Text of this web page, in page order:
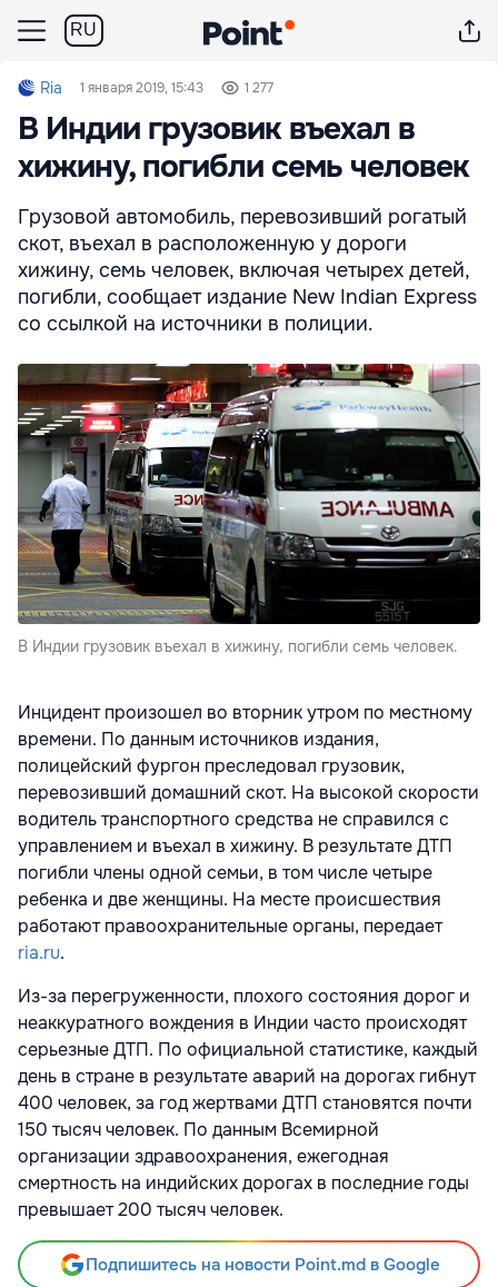
RU
Ria 1 января 2019, 15:43 1 277
В Индии грузовик въехал в
хижину, погибли семь человек
Грузовой автомобиль, перевозивший рогатый
скот, въехал в расположенную у дороги
хижину, семь человек, включая четырех детей,
погибли, сообщает издание New Indian Express
со ссылкой на источники в полиции.
В Индии грузовик въехал в хижину, погибли семь человек.
Инцидент произошел во вторник утром по местному
времени. По данным источников издания,
полицейский фургон преследовал грузовик,
перевозивший домашний скот. На высокой скорости
водитель транспортного средства не справился с
управлением и въехал в хижину. В результате ДТП
погибли члены одной семьи, в том числе четыре
ребенка и две женщины. На месте происшествия
работают правоохранительные органы, передает
ria.ru.
Из-за перегруженности, плохого состояния дорог и
неаккуратного вождения в Индии часто происходят
серьезные ДТП. По официальной статистике, каждый
день в стране в результате аварий на дорогах гибнут
400 человек, за год жертвами ДТП становятся почти
150 тысяч человек. По данным Всемирной
организации здравоохранения, ежегодная
смертность на индийских дорогах в последние годы
превышает 200 тысяч человек.
Подпишитесь на новости Point.md в Google